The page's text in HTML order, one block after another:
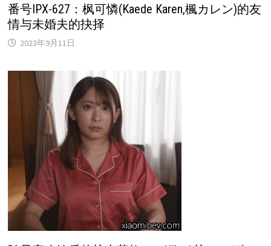
番号IPX-627：枫可憐(Kaede Karen,楓カレン)的友
情与未婚夫的抉择
2023年9月11日